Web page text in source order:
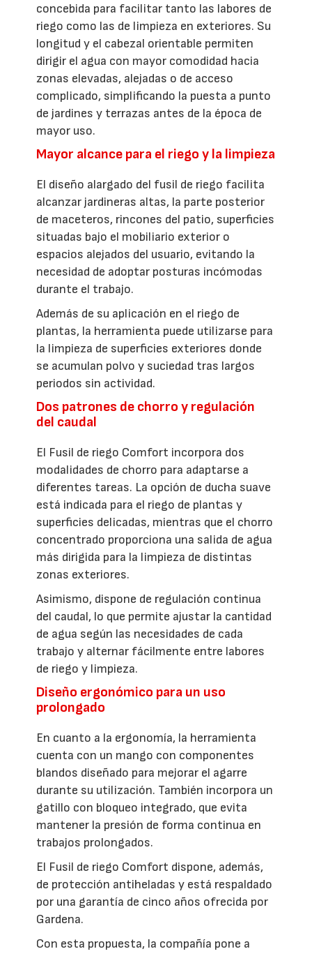
concebida para facilitar tanto las labores de
riego como las de limpieza en exteriores. Su
longitud y el cabezal orientable permiten
dirigir el agua con mayor comodidad hacia
zonas elevadas, alejadas o de acceso
complicado, simplificando la puesta a punto
de jardines y terrazas antes de la época de
mayor uso.
Mayor alcance para el riego y la limpieza
El diseño alargado del fusil de riego facilita
alcanzar jardineras altas, la parte posterior
de maceteros, rincones del patio, superficies
situadas bajo el mobiliario exterior o
espacios alejados del usuario, evitando la
necesidad de adoptar posturas incómodas
durante el trabajo.
Además de su aplicación en el riego de
plantas, la herramienta puede utilizarse para
la limpieza de superficies exteriores donde
se acumulan polvo y suciedad tras largos
periodos sin actividad.
Dos patrones de chorro y regulación
del caudal
El Fusil de riego Comfort incorpora dos
modalidades de chorro para adaptarse a
diferentes tareas. La opción de ducha suave
está indicada para el riego de plantas y
superficies delicadas, mientras que el chorro
concentrado proporciona una salida de agua
más dirigida para la limpieza de distintas
zonas exteriores.
Asimismo, dispone de regulación continua
del caudal, lo que permite ajustar la cantidad
de agua según las necesidades de cada
trabajo y alternar fácilmente entre labores
de riego y limpieza.
Diseño ergonómico para un uso
prolongado
En cuanto a la ergonomía, la herramienta
cuenta con un mango con componentes
blandos diseñado para mejorar el agarre
durante su utilización. También incorpora un
gatillo con bloqueo integrado, que evita
mantener la presión de forma continua en
trabajos prolongados.
El Fusil de riego Comfort dispone, además,
de protección antiheladas y está respaldado
por una garantía de cinco años ofrecida por
Gardena.
Con esta propuesta, la compañía pone a